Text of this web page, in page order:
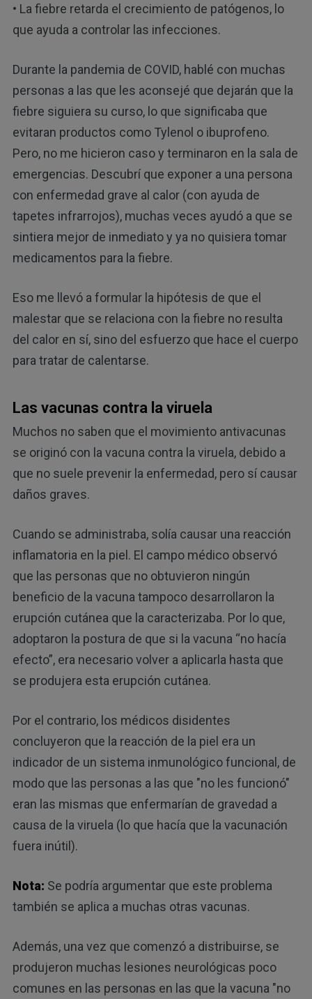
• La fiebre retarda el crecimiento de patógenos, lo
que ayuda a controlar las infecciones.
Durante la pandemia de COVID, hablé con muchas
personas a las que les aconsejé que dejarán que la
fiebre siguiera su curso, lo que significaba que
evitaran productos como Tylenol o ibuprofeno.
Pero, no me hicieron caso y terminaron en la sala de
emergencias. Descubrí que exponer a una persona
con enfermedad grave al calor (con ayuda de
tapetes infrarrojos), muchas veces ayudó a que se
sintiera mejor de inmediato y ya no quisiera tomar
medicamentos para la fiebre.
Eso me llevó a formular la hipótesis de que el
malestar que se relaciona con la fiebre no resulta
del calor en sí, sino del esfuerzo que hace el cuerpo
para tratar de calentarse.
Las vacunas contra la viruela
Muchos no saben que el movimiento antivacunas
se originó con la vacuna contra la viruela, debido a
que no suele prevenir la enfermedad, pero sí causar
daños graves.
Cuando se administraba, solía causar una reacción
inflamatoria en la piel. El campo médico observó
que las personas que no obtuvieron ningún
beneficio de la vacuna tampoco desarrollaron la
erupción cutánea que la caracterizaba. Por lo que,
adoptaron la postura de que si la vacuna “no hacía
efecto”, era necesario volver a aplicarla hasta que
se produjera esta erupción cutánea.
Por el contrario, los médicos disidentes
concluyeron que la reacción de la piel era un
indicador de un sistema inmunológico funcional, de
modo que las personas a las que "no les funcionó"
eran las mismas que enfermarían de gravedad a
causa de la viruela (lo que hacía que la vacunación
fuera inútil).
Nota: Se podría argumentar que este problema
también se aplica a muchas otras vacunas.
Además, una vez que comenzó a distribuirse, se
produjeron muchas lesiones neurológicas poco
comunes en las personas en las que la vacuna "no